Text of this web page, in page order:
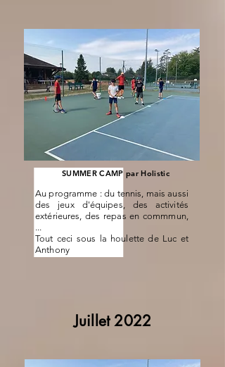
SUMMER CAMP par Holistic
Au programme : du tennis, mais aussi
des jeux d'équipes, des activités
extérieures, des repas en commmun,
...
Tout ceci sous la houlette de Luc et
Anthony
Juillet 2022